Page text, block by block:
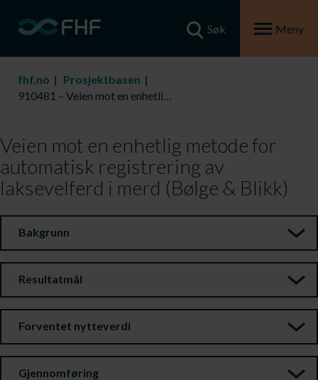
Søk Meny
fhf.no
Prosjektbasen
910481 – Veien mot en enhetlig metode for automatisk registrering av laksevelferd i merd (Bølge & Blikk)
Veien mot en enhetlig metode for
automatisk registrering av
laksevelferd i merd (Bølge & Blikk)
Bakgrunn
Resultatmål
Forventet nytteverdi
Gjennomføring